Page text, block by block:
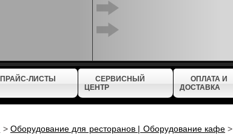
ПРАЙС-ЛИСТЫ
СЕРВИСНЫЙ
ЦЕНТР
ОПЛАТА И
ДОСТАВКА
>Оборудование для ресторанов | Оборудование кафе